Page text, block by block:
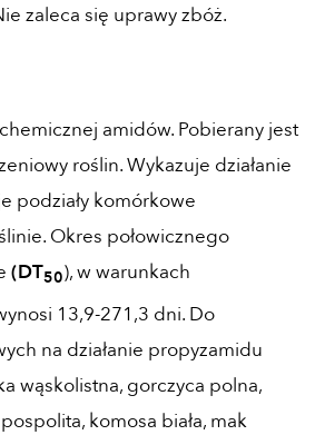
zaleca się uprawy zbóż.
amidów. Pobierany jest
roślin. Wykazuje działanie
podziały komórkowe
Okres połowicznego
(DT50), w warunkach
13,9-271,3 dni. Do
na działanie propyzamidu
wąskolistna, gorczyca polna,
komosa biała, mak